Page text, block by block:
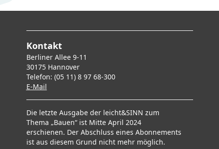
Kontakt
Berliner Allee 9-11
30175 Hannover
Telefon: (05 11) 8 97 68-300
E-Mail
Die letzte Ausgabe der leicht&SINN zum
Thema „Bauen“ ist Mitte April 2024
erschienen. Der Abschluss eines Abonnements
ist aus diesem Grund nicht mehr möglich.